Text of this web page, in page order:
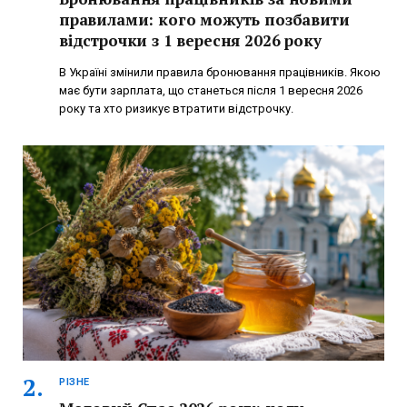
правилами: кого можуть позбавити
відстрочки з 1 вересня 2026 року
В Україні змінили правила бронювання працівників. Якою
має бути зарплата, що станеться після 1 вересня 2026
року та хто ризикує втратити відстрочку.
РІЗНЕ